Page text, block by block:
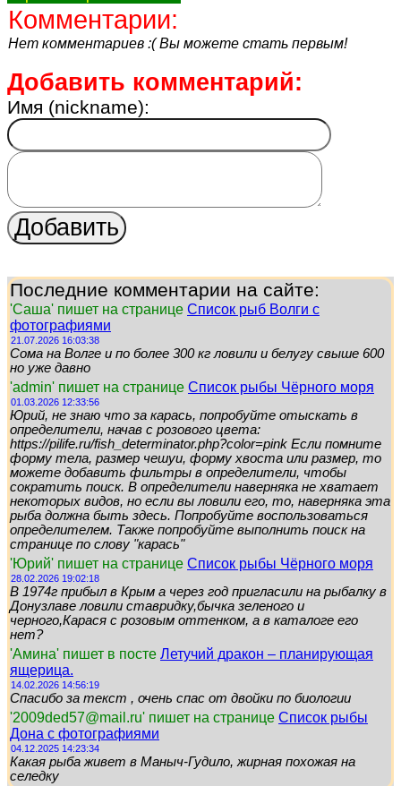
Комментарии:
Нет комментариев :( Вы можете стать первым!
Добавить комментарий:
Имя (nickname):
Последние комментарии на сайте:
'Саша' пишет на странице Список рыб Волги с
фотографиями
21.07.2026 16:03:38
Сома на Волге и по более 300 кг ловили и белугу свыше 600
но уже давно
'admin' пишет на странице Список рыбы Чёрного моря
01.03.2026 12:33:56
Юрий, не знаю что за карась, попробуйте отыскать в
определители, начав с розового цвета:
https://pilife.ru/fish_determinator.php?color=pink Если помните
форму тела, размер чешуи, форму хвоста или размер, то
можете добавить фильтры в определители, чтобы
сократить поиск. В определители наверняка не хватает
некоторых видов, но если вы ловили его, то, наверняка эта
рыба должна быть здесь. Попробуйте воспользоваться
определителем. Также попробуйте выполнить поиск на
странице по слову "карась"
'Юрий' пишет на странице Список рыбы Чёрного моря
28.02.2026 19:02:18
В 1974г прибыл в Крым а через год пригласили на рыбалку в
Донузлаве ловили ставридку,бычка зеленого и
черного,Карася с розовым оттенком, а в каталоге его
нет?
'Амина' пишет в посте Летучий дракон – планирующая
ящерица.
14.02.2026 14:56:19
Спасибо за текст , очень спас от двойки по биологии
'2009ded57@mail.ru' пишет на странице Список рыбы
Дона с фотографиями
04.12.2025 14:23:34
Какая рыба живет в Маныч-Гудило, жирная похожая на
селедку